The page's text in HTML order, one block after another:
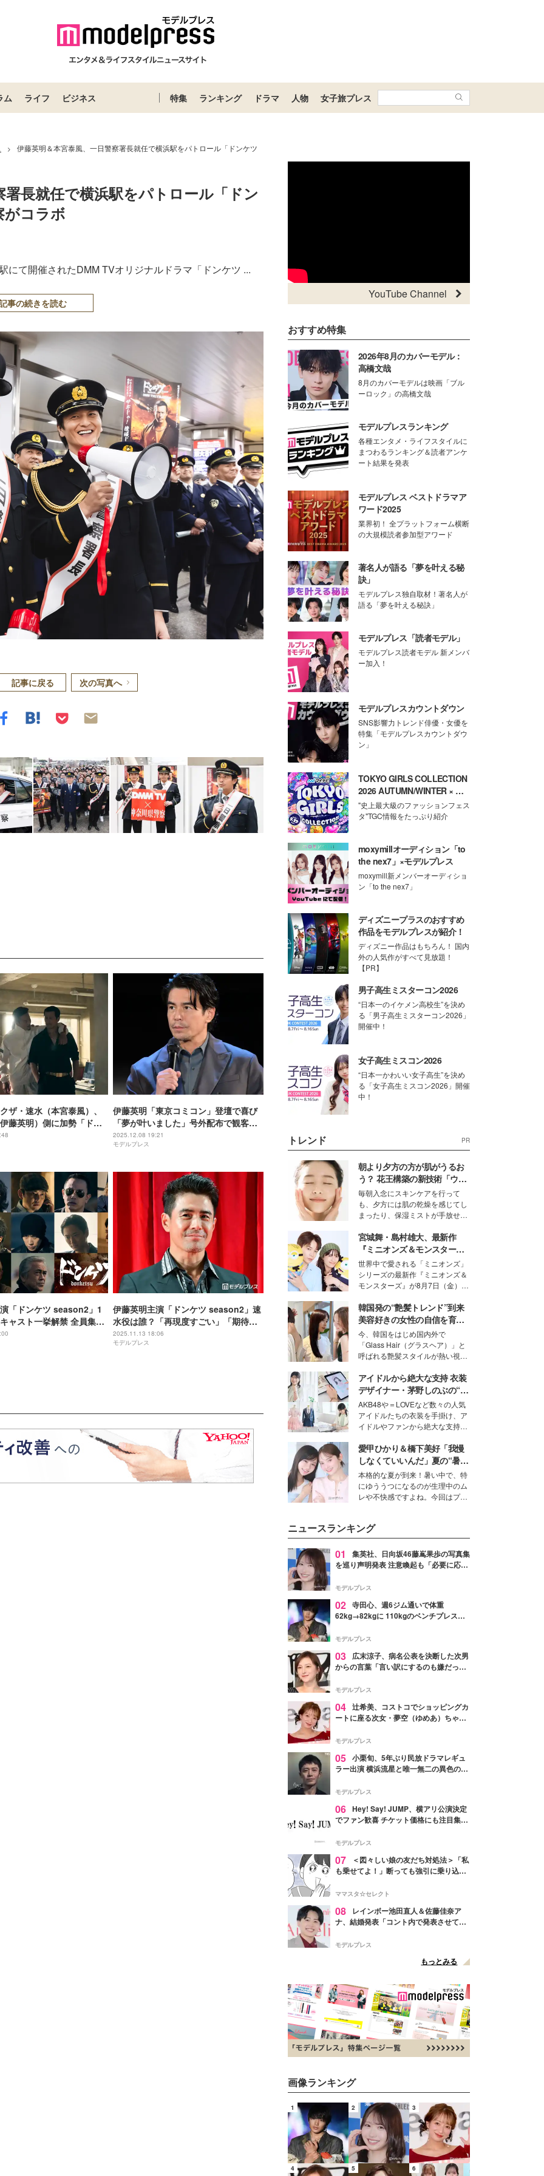
ム ライフ ビジネス 特集 ランキング ドラマ 人物 女子旅プレス
> 伊藤英明＆本宮泰風、一日警察署長就任で横浜駅をパトロール「ドンケツ
長就任で横浜駅をパトロール「ドン
がコラボ
にて開催されたDMM TVオリジナルドラマ「ドンケツ ...
事の続きを読む
記事に戻る 次の写真へ
ザ・速水（本宮泰風）、
藤英明）側に加勢「ドン
」4話場面写真＆相関図
伊藤英明「東京コミコン」登壇で喜び
「夢が叶いました」号外配布で観客殺
到・作品の反響も明かす
2025.12.08 19:21
モデルプレス
「ドンケツ season2」1
ャスト一挙解禁 全員集合
伊藤英明主演「ドンケツ season2」速
水役は誰？「再現度すごい」「期待
大」ビジュアルに注目集まる
2025.11.13 18:06
モデルプレス
YouTube Channel
おすすめ特集
2026年8月のカバーモデル：
高橋文哉
8月のカバーモデルは映画「ブル
ーロック」の高橋文哉
モデルプレスランキング
各種エンタメ・ライフスタイルに
まつわるランキング＆読者アンケ
ート結果を発表
モデルプレス ベストドラマア
ワード2025
業界初！ 全プラットフォーム横断
の大規模読者参加型アワード
著名人が語る「夢を叶える秘
訣」
モデルプレス独自取材！著名人が
語る「夢を叶える秘訣」
モデルプレス「読者モデル」
モデルプレス読者モデル 新メンバ
ー加入！
モデルプレスカウントダウン
SNS影響力トレンド俳優・女優を
特集「モデルプレスカウントダウ
ン」
TOKYO GIRLS COLLECTION
2026 AUTUMN/WINTER × モ
デルプレス
"史上最大級のファッションフェス
タ"TGC情報をたっぷり紹介
moxymillオーディション「to
the nex7」×モデルプレス
moxymill新メンバーオーディショ
ン「to the nex7」
ディズニープラスのおすすめ
作品をモデルプレスが紹介！
ディズニー作品はもちろん！ 国内
外の人気作がすべて見放題！
【PR】
男子高生ミスターコン2026
“日本一のイケメン高校生”を決め
る「男子高生ミスターコン2026」
開催中！
女子高生ミスコン2026
“日本一かわいい女子高生”を決め
る「女子高生ミスコン2026」開催
中！
トレンド PR
朝より夕方の方が肌がうるお
う？ 花王構築の新技術「ウォ
ーターキャプチャリングスキ
ン（捕水肌）」がスキンケア
の常識を変える予感
毎朝入念にスキンケアを行って
も、夕方には肌の乾燥を感じてし
まったり、保湿ミストが手放せな
な美容の常識を大きく変える可能
性を秘めた、革新的な「Water
Capturing Skin（ウォーターキャ
プチャリングスキン：捕水肌）」
技術を、花王が構築した。
宮城舞・島村雄大、最新作
『ミニオンズ＆モンスター
ズ』の魅力熱弁 ハチャメチャ
だけじゃない“友情と絆”に感
動
世界中で愛される「ミニオンズ」
シリーズの最新作『ミニオンズ＆
モンスターズ』が8月7日（金）に
ニオン好き”という共通点を持つモ
デルの宮城舞と島村雄大の特別対
談をお届け！それぞれの視点か
ら、今作ならではの魅力や予想外
の感動をもたらす奥深いストーリ
ーについて熱く語り合ってもらっ
た。
韓国発の“艶髪トレンド”到来
美容好きの女性の自信を育む
「ヘアケア事情」って？
今、韓国をはじめ国内外で
「Glass Hair（グラスヘア）」と
呼ばれる艶髪スタイルが熱い視線
ションの完成度を高めるベースと
して、“髪そのものの美しさ”に改
めて注目する人が増えている様
子。今回は、そんな憧れの艶やか
な髪を日常で叶える、美容好きの
女性たちのヘアケア事情を紹介し
ます。
アイドルから絶大な支持 衣装
デザイナー・茅野しのぶの“可
愛い”を作る美学＜「シチズン
クロスシー」インタビュー＞
AKB48や＝LOVEなど数々の人気
アイドルたちの衣装を手掛け、ア
イドルやファンから絶大な支持を
取締役兼クリエイティブディレク
ター・茅野しのぶ。一人ひとりの
個性に寄り添い、魅力を引き出す
衣装作りは、多くの女性たちに勇
気と自信を与え続けている。
愛甲ひかり＆橋下美好「我慢
しなくていいんだ」夏の“暑さ
対策”の新しい選択肢とは？
本格的な夏が到来！暑い中で、特
にゆううつになるのが生理中のム
レや不快感ですよね。今回はプラ
好さんを迎えて本音で女子会トー
ク。猛暑のお出かけを快適に過ご
すヒントや、2人が感動した夏の
生理の新常識にも迫りました。
ニュースランキング
01
集英社、日向坂46藤嶌果歩の写真集
を巡り声明発表 注意喚起も「必要に応じ
モデルプレス
02 寺田心、週6ジム通いで体重
62kg→82kgに 110kgのベンチプレス持
「かっこいい」と反響
モデルプレス
03
広末涼子、病名公表を決断した次男
からの言葉「言い訳にするのも嫌だっ
モデルプレス
04 辻希美、コストコでショッピングカ
ートに座る次女・夢空（ゆめあ）ちゃん
ぎ」「成長を感じる」の声
モデルプレス
05 小栗旬、5年ぶり民放ドラマレギュ
ラー出演 横浜流星と唯一無二の異色のバ
モデルプレス
06 Hey! Say! JUMP、横アリ公演決定
でファン歓喜 チケット価格にも注目集ま
モデルプレス
07
＜図々しい娘の友だち対処法＞「私
も乗せてよ！」断っても強引に乗り込ん
ママスタ☆セレクト
08
レインボー池田直人＆佐藤佳奈ア
ナ、結婚発表「コント内で発表させてい
点変更のため
モデルプレス
もっとみる
画像ランキング
1 2 3
4 5 6